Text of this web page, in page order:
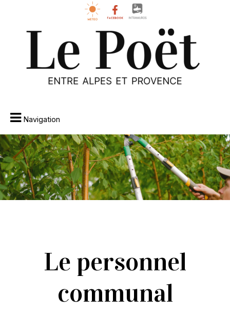
Navigation
Le personnel
communal